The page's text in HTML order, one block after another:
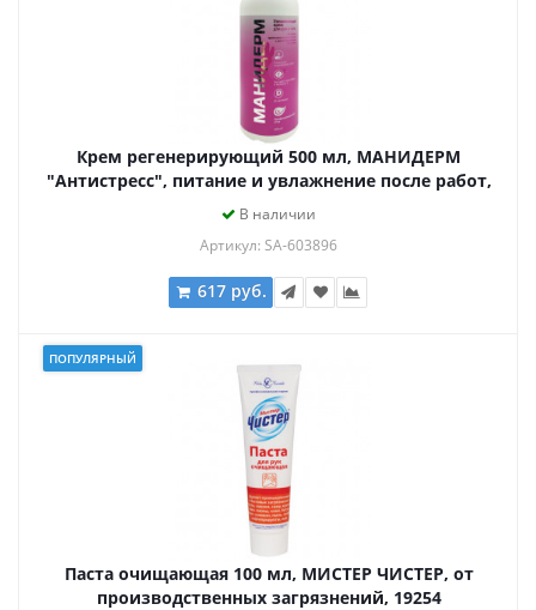
Крем регенерирующий 500 мл, МАНИДЕРМ
"Антистресс", питание и увлажнение после работ,
дозатор, МН-05-Д
В наличии
Артикул: SA-603896
617 руб.
ПОПУЛЯРНЫЙ
Паста очищающая 100 мл, МИСТЕР ЧИСТЕР, от
производственных загрязнений, 19254